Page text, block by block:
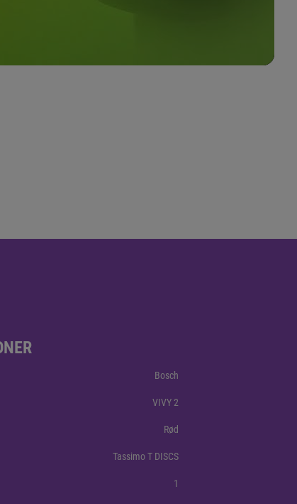
Bosch
VIVY 2
Rød
Tassimo T DISCS
1